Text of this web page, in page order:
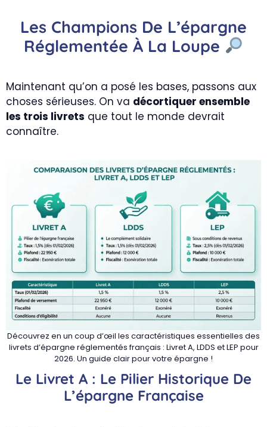
Les Champions De L’épargne
Réglementée À La Loupe
Maintenant qu’on a posé les bases, passons aux
choses sérieuses. On va décortiquer ensemble
les trois livrets que tout le monde devrait
connaître.
Découvrez en un coup d’œil les caractéristiques essentielles des
livrets d’épargne réglementés français : Livret A, LDDS et LEP pour
2026. Un guide clair pour votre épargne !
Le Livret A : Le Pilier Historique De
L’épargne Française